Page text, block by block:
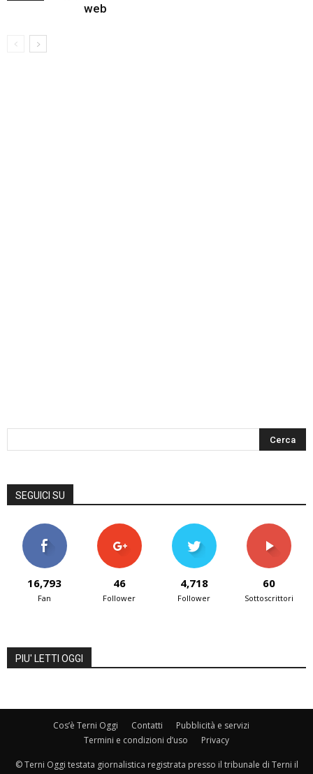
web
SEGUICI SU
16,793
Fan
46
Follower
4,718
Follower
60
Sottoscrittori
PIU' LETTI OGGI
Cos’è Terni Oggi Contatti
Pubblicità e servizi
Termini e condizioni d’uso
Privacy
© Terni Oggi testata giornalistica registrata presso il tribunale di Terni il